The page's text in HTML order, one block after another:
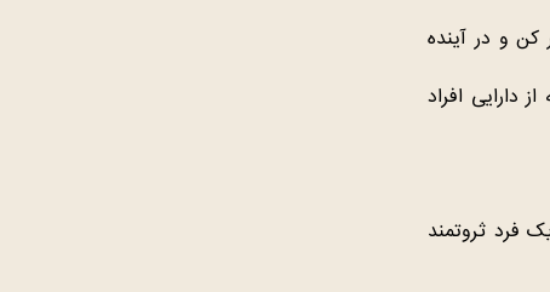
کن و در آینده
افراد
فرد ثروتمند